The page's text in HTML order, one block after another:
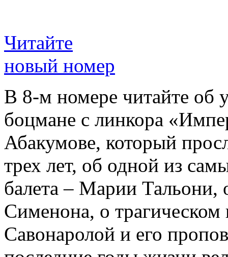
Читайте
новый номер
В 8-м номере читайте об
боцмане с линкора
Абакумове, который
трех лет, об одной из
балета – Марии
Сименона, о трагическом
Савонаролой и его